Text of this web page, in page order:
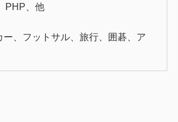
PHP、他
ー、フットサル、旅行、囲碁、ア